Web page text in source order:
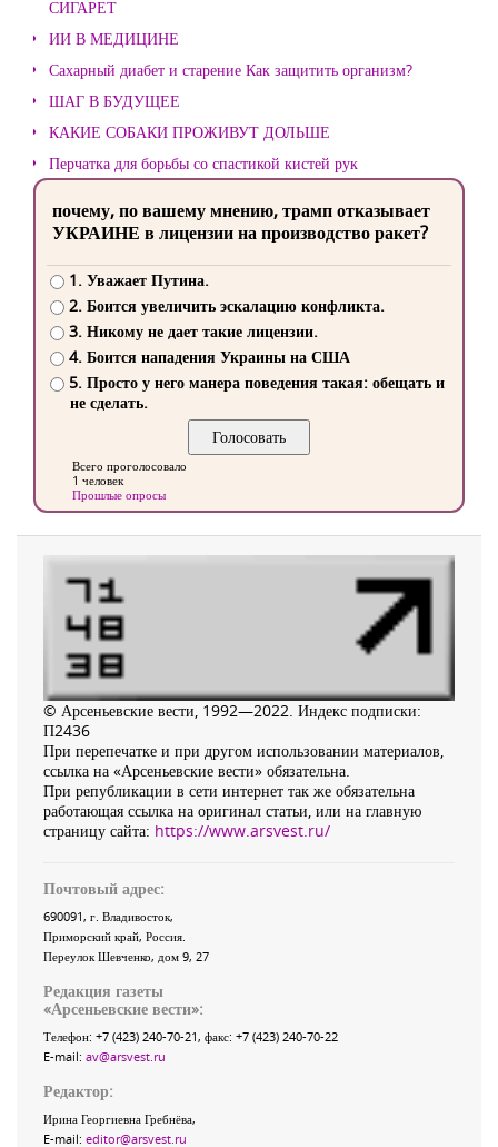
СИГАРЕТ
ИИ В МЕДИЦИНЕ
Сахарный диабет и старение Как защитить организм?
ШАГ В БУДУЩЕЕ
КАКИЕ СОБАКИ ПРОЖИВУТ ДОЛЬШЕ
Перчатка для борьбы со спастикой кистей рук
почему, по вашему мнению, трамп отказывает
УКРАИНЕ в лицензии на производство ракет?
1. Уважает Путина.
2. Боится увеличить эскалацию конфликта.
3. Никому не дает такие лицензии.
4. Боится нападения Украины на США
5. Просто у него манера поведения такая: обещать и
не сделать.
Всего проголосовало
1 человек
Прошлые опросы
© Арсеньевские вести, 1992—2022. Индекс подписки:
П2436
При перепечатке и при другом использовании материалов,
ссылка на «Арсеньевские вести» обязательна.
При републикации в сети интернет так же обязательна
работающая ссылка на оригинал статьи, или на главную
страницу сайта: https://www.arsvest.ru/
Почтовый адрес:
690091, г. Владивосток,
Приморский край, Россия
Переулок Шевченко, дом 9, 27
Редакция газеты
«Арсеньевские вести»:
Телефон: +7 (423) 240-70-21, факс: +7 (423) 240-70-22
E-mail: av@arsvest.ru
Редактор:
Ирина Георгиевна Гребнёва,
E-mail: editor@arsvest.ru